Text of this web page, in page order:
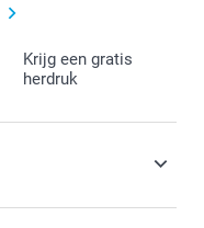
Krijg een gratis
herdruk